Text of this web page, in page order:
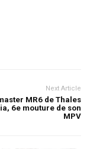
Next Article
MR6 de Thales
6e mouture de son
MPV